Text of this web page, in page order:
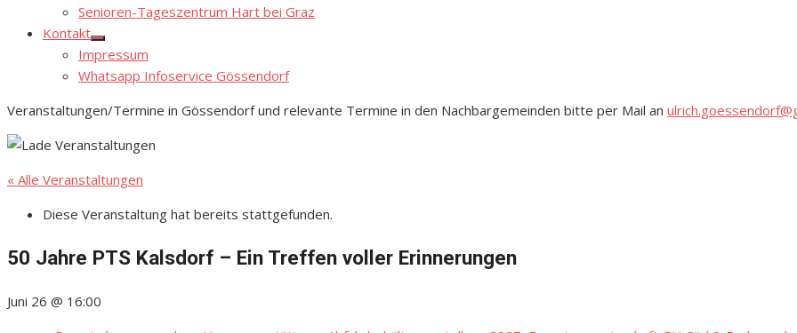
Senioren-Tageszentrum Hart bei Graz
Kontakt
Show
sub
menu
Impressum
Whatsapp Infoservice Gössendorf
Veranstaltungen/Termine in Gössendorf und relevante Termine in den Nachbargemeinden bitte per Mail an
« Alle Veranstaltungen
Diese Veranstaltung hat bereits stattgefunden.
50 Jahre PTS Kalsdorf – Ein Treffen voller Erinnerungen
Juni 26 @ 16:00